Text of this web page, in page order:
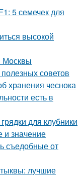
5 семечек для
высокой
Москвы
советов
хранения чеснока
есть в
для клубники
и значение
съедобные от
тыквы: лучшие